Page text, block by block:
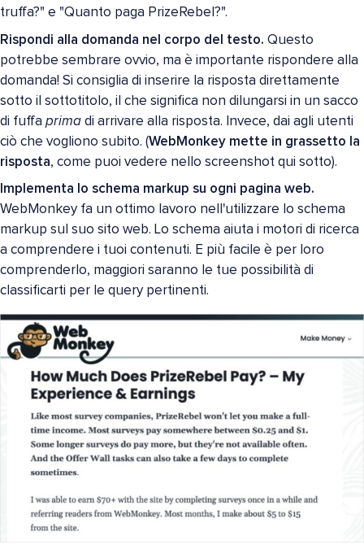
truffa?" e "Quanto paga PrizeRebel?".
Rispondi alla domanda nel corpo del testo. Questo
potrebbe sembrare ovvio, ma è importante rispondere alla
domanda! Si consiglia di inserire la risposta direttamente
sotto il sottotitolo, il che significa non dilungarsi in un sacco
di fuffa prima di arrivare alla risposta. Invece, dai agli utenti
ciò che vogliono subito. (WebMonkey mette in grassetto la
risposta, come puoi vedere nello screenshot qui sotto).
Implementa lo schema markup su ogni pagina web.
WebMonkey fa un ottimo lavoro nell'utilizzare lo schema
markup sul suo sito web. Lo schema aiuta i motori di ricerca
a comprendere i tuoi contenuti. E più facile è per loro
comprenderlo, maggiori saranno le tue possibilità di
classificarti per le query pertinenti.